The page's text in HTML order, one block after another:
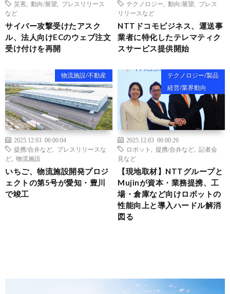
災害
動向/展望
プレスリリース
など
サイバー攻撃受けたアスク
ル、法人向けECのウェブ注文
受け付けを再開
テクノロジー
動向/展望
プレス
リリースなど
NTTドコモビジネス、運送事
業者に特化したテレマティク
スサービス提供開始
物流施設/不動産
2025.12.03 06:00:04
提携/合弁など
プレスリリースな
ど
物流施設
いちご、物流施設開発プロジ
ェクトの第5号が愛知・豊川
で竣工
テクノロジー/製品
経営/業界動向
2025.12.03 06:00:26
ロボット
提携/合弁など
記者会
見など
【現地取材】NTTグループと
Mujinが資本・業務提携、工
場・倉庫など向けロボットの
性能向上と導入ハードル解消
図る